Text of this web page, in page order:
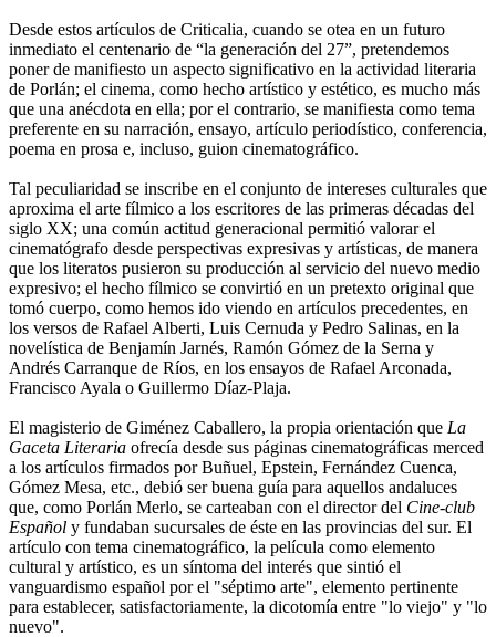
Desde estos artículos de Criticalia, cuando se otea en un futuro
inmediato el centenario de “la generación del 27”, pretendemos
poner de manifiesto un aspecto significativo en la actividad literaria
de Porlán; el cinema, como hecho artístico y estético, es mucho más
que una anécdota en ella; por el contrario, se manifiesta como tema
preferente en su narración, ensayo, artículo periodístico, conferencia,
poema en prosa e, incluso, guion cinematográfico.
Tal peculiaridad se inscribe en el conjunto de intereses culturales que
aproxima el arte fílmico a los escritores de las primeras décadas del
siglo XX; una común actitud generacional permitió valorar el
cinematógrafo desde perspectivas expresivas y artísticas, de manera
que los literatos pusieron su producción al servicio del nuevo medio
expresivo; el hecho fílmico se convirtió en un pretexto original que
tomó cuerpo, como hemos ido viendo en artículos precedentes, en
los versos de Rafael Alberti, Luis Cernuda y Pedro Salinas, en la
novelística de Benjamín Jarnés, Ramón Gómez de la Serna y
Andrés Carranque de Ríos, en los ensayos de Rafael Arconada,
Francisco Ayala o Guillermo Díaz-Plaja.
El magisterio de Giménez Caballero, la propia orientación que La
Gaceta Literaria ofrecía desde sus páginas cinematográficas merced
a los artículos firmados por Buñuel, Epstein, Fernández Cuenca,
Gómez Mesa, etc., debió ser buena guía para aquellos andaluces
que, como Porlán Merlo, se carteaban con el director del Cine-club
Español y fundaban sucursales de éste en las provincias del sur. El
artículo con tema cinematográfico, la película como elemento
cultural y artístico, es un síntoma del interés que sintió el
vanguardismo español por el "séptimo arte", elemento pertinente
para establecer, satisfactoriamente, la dicotomía entre "lo viejo" y "lo
nuevo".